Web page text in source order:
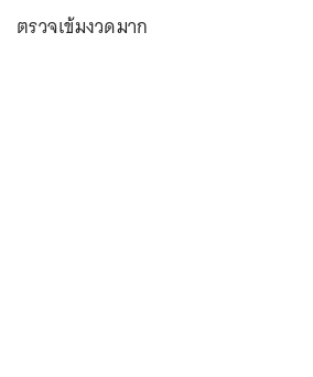
ตรวจเข้มงวดมาก